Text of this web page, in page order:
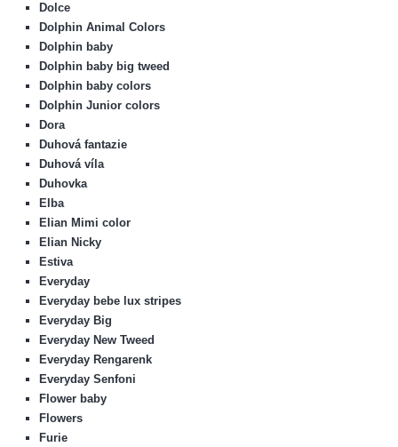
Dolce
Dolphin Animal Colors
Dolphin baby
Dolphin baby big tweed
Dolphin baby colors
Dolphin Junior colors
Dora
Duhová fantazie
Duhová víla
Duhovka
Elba
Elian Mimi color
Elian Nicky
Estiva
Everyday
Everyday bebe lux stripes
Everyday Big
Everyday New Tweed
Everyday Rengarenk
Everyday Senfoni
Flower baby
Flowers
Furie